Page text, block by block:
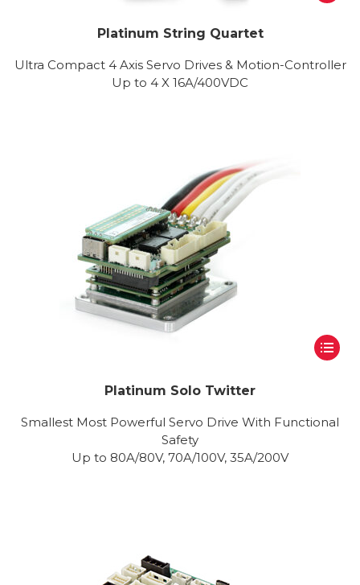
Platinum String Quartet
Ultra Compact 4 Axis Servo Drives & Motion-Controller
Up to 4 X 16A/400VDC
Platinum Solo Twitter
Smallest Most Powerful Servo Drive With Functional
Safety
Up to 80A/80V, 70A/100V, 35A/200V